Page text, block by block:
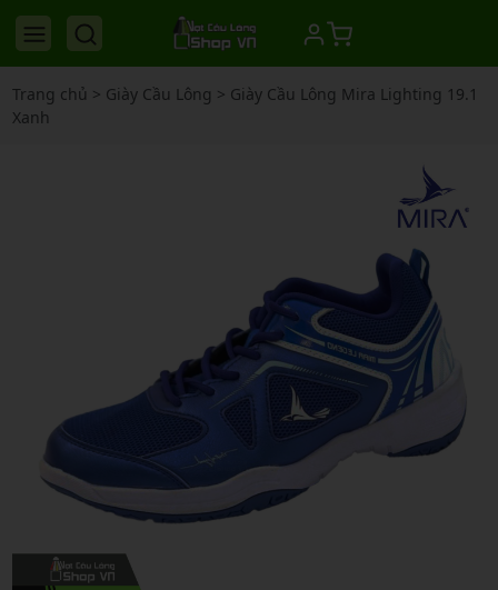
Trang chủ > Giày Cầu Lông > Giày Cầu Lông Mira Lighting 19.1
Xanh